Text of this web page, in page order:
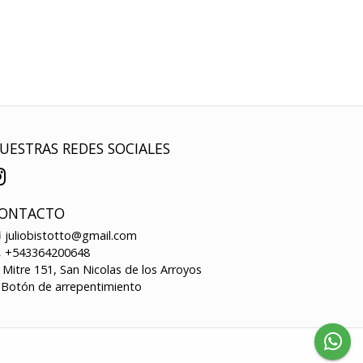
REDES SOCIALES
juliobistotto@gmail.com
+543364200648
Mitre 151, San Nicolas de los Arroyos
de arrepentimiento